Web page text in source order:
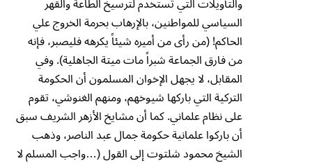
السياسي للمواطنين، بالإرهاب بحرمة الخروج علي
الحاكم! (من رأى من أميره شيئاً يكرهه فليصبر، فإنه
من فارق الجماعة شبراً مات ميتة الجاهلية). وفي
المقابل، لا يجهل الإخوان المسلمون أن الحكومة
التركية التي باركها شيوخهم، ومنهم الغنوشي، تقوم
على نظام علماني. كما أن مشايخ الأزهر الشريف سبق
أن باركوا علمانية حكومة جمال عبد الناصر، وذهب
الشيخ محمود شلتوت إلى القول (…واجب المسلم لا